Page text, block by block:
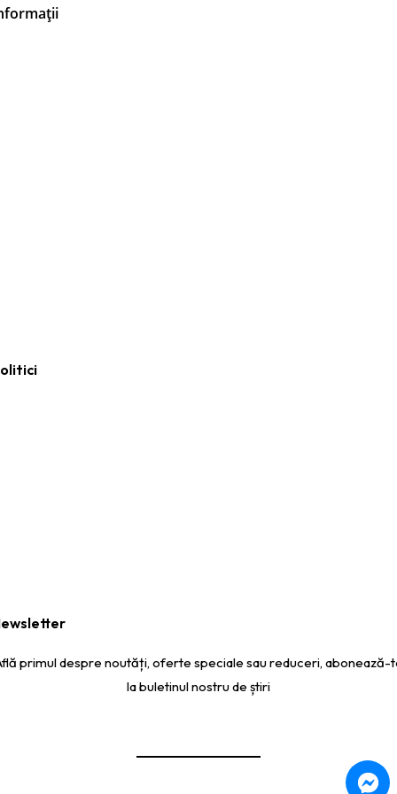
primul despre noutăți, oferte speciale sau reduceri, abonează-
la buletinul nostru de știri